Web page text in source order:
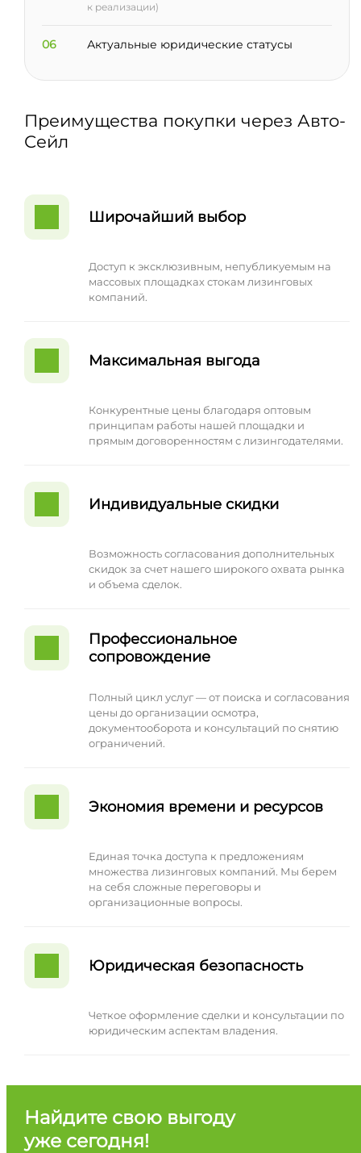
к реализации)
06 Актуальные юридические статусы
Преимущества покупки через Авто-
Сейл
Широчайший выбор
Доступ к эксклюзивным, непубликуемым на
массовых площадках стокам лизинговых
компаний.
Максимальная выгода
Конкурентные цены благодаря оптовым
принципам работы нашей площадки и
прямым договоренностям с лизингодателями.
Индивидуальные скидки
Возможность согласования дополнительных
скидок за счет нашего широкого охвата рынка
и объема сделок.
Профессиональное
сопровождение
Полный цикл услуг — от поиска и согласования
цены до организации осмотра,
документооборота и консультаций по снятию
ограничений.
Экономия времени и ресурсов
Единая точка доступа к предложениям
множества лизинговых компаний. Мы берем
на себя сложные переговоры и
организационные вопросы.
Юридическая безопасность
Четкое оформление сделки и консультации по
юридическим аспектам владения.
Найдите свою выгоду
уже сегодня!